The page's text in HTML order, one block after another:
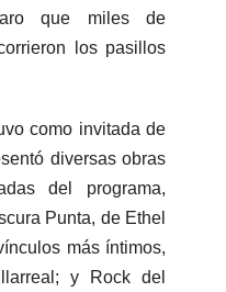
que miles de
los pasillos
como invitada de
diversas obras
del programa,
Punta, de Ethel
más íntimos,
y Rock del